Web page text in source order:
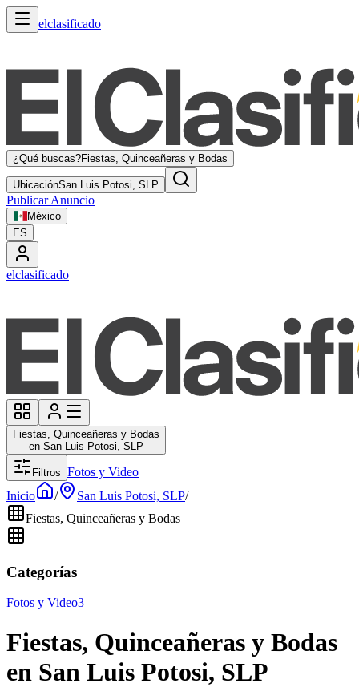
elclasificado
¿Qué buscas?Fiestas, Quinceañeras y Bodas
UbicaciónSan Luis Potosi, SLP
Publicar Anuncio
México
ES
elclasificado
Fiestas, Quinceañeras y Bodas
en San Luis Potosi, SLP
Filtros Fotos y Video
Inicio
/ San Luis Potosi, SLP/
Fiestas, Quinceañeras y Bodas
Categorías
Fotos y Video3
Fiestas, Quinceañeras y Bodas
en San Luis Potosi, SLP